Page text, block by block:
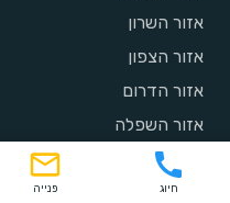
אזור השרון
אזור הצפון
אזור הדרום
אזור השפלה
חיוג פנייה